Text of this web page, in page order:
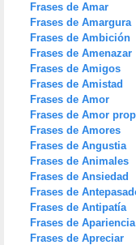
Frases de Amar
Frases de Amargura
Frases de Ambición
Frases de Amenazar
Frases de Amigos
Frases de Amistad
Frases de Amor
Frases de Amor
Frases de Amores
Frases de Angustia
Frases de Animales
Frases de Ansiedad
Frases de
Frases de Antipatía
Frases de Apariencia
Frases de Apreciar